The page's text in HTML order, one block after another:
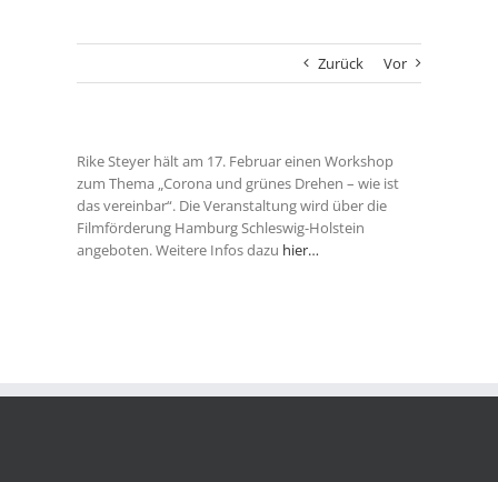
Zurück Vor
Rike Steyer hält am 17. Februar einen Workshop
zum Thema „Corona und grünes Drehen – wie ist
das vereinbar“. Die Veranstaltung wird über die
Filmförderung Hamburg Schleswig-Holstein
angeboten. Weitere Infos dazu hier…